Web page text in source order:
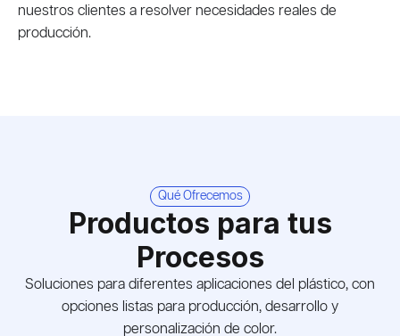
nuestros clientes a resolver necesidades reales de
producción.
Qué Ofrecemos
Productos para tus
Procesos
Soluciones para diferentes aplicaciones del plástico, con
opciones listas para producción, desarrollo y
personalización de color.